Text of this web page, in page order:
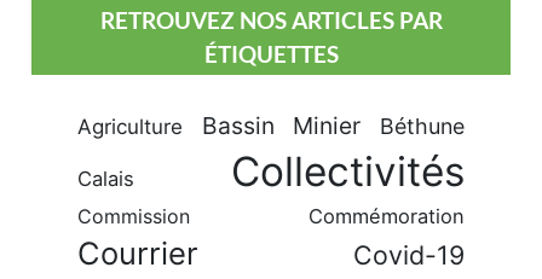
RETROUVEZ NOS ARTICLES PAR
ÉTIQUETTES
Agriculture Bassin Minier Béthune
Calais Collectivités
Commission Commémoration
Courrier Covid-19